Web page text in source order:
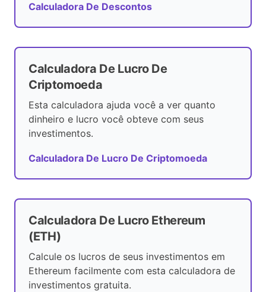
Calculadora De Descontos
Calculadora De Lucro De
Criptomoeda
Esta calculadora ajuda você a ver quanto
dinheiro e lucro você obteve com seus
investimentos.
Calculadora De Lucro De Criptomoeda
Calculadora De Lucro Ethereum
(ETH)
Calcule os lucros de seus investimentos em
Ethereum facilmente com esta calculadora de
investimentos gratuita.